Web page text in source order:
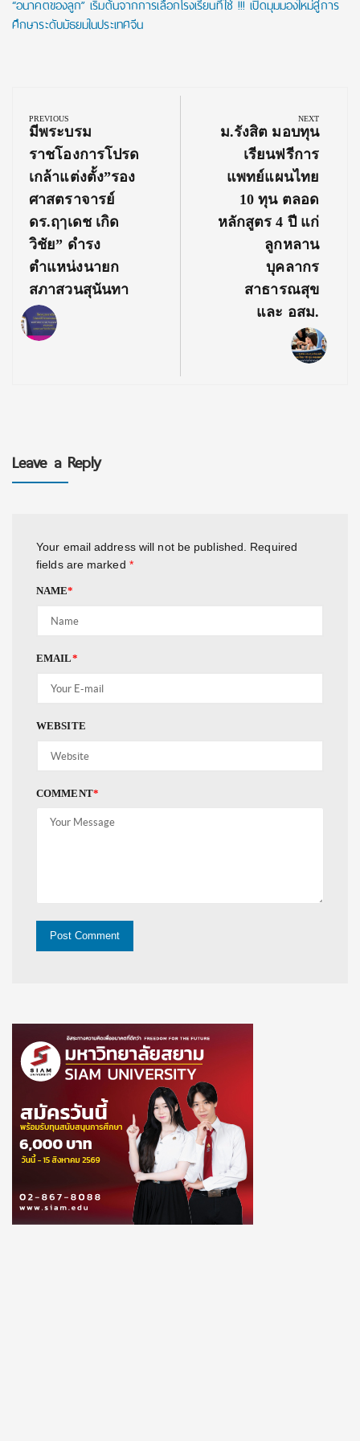
“อนาคตของลูก” เริ่มต้นจากการเลือกโรงเรียนที่ใช่ !!! เปิดมุมมองใหม่สู่การ
ศึกษาระดับมัธยมในประเทศจีน
navigation
PREVIOUS
Previous
Post:
มีพระบรม
ราชโองการโปรด
เกล้าแต่งตั้ง”รอง
ศาสตราจารย์
ดร.ฤๅเดช เกิด
วิชัย” ดำรง
ตำแหน่งนายก
สภาสวนสุนันทา
NEXT
Next
Post:
ม.รังสิต มอบทุน
เรียนฟรีการ
แพทย์แผนไทย
10 ทุน ตลอด
หลักสูตร 4 ปี แก่
ลูกหลาน
บุคลากร
สาธารณสุข
และ อสม.
Leave a Reply
Your email address will not be published. Required
fields are marked *
NAME*
EMAIL*
WEBSITE
COMMENT*